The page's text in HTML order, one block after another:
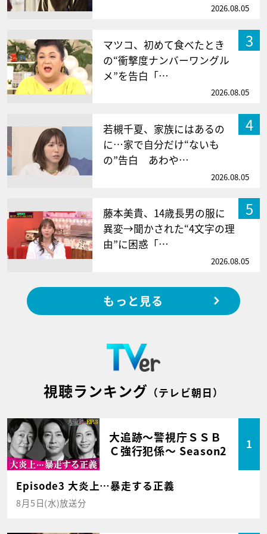
2026.08.05
3
マツコ、初めて食べたとき
の“衝撃度ナンバーワングル
メ”を告白「…
2026.08.05
4
若槻千夏、家族にはあるの
に…家で自分だけ“ないも
の”告白 あわや…
2026.08.05
5
藤本美貴、14歳長男の服に
異変→聞かされた“4文字の理
由”に困惑「…
2026.08.05
もっと見る
視聴ランキング （テレビ朝日）
大追跡～警視庁ＳＳＢ
Ｃ強行犯係～ Season2
1
Episode3 大炎上…暴走する正義
8月5日(水)放送分